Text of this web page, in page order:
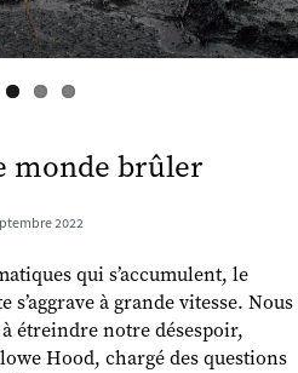
monde brûler
2022
qui s’accumulent, le
à grande vitesse. Nous
étreindre notre désespoir,
Hood, chargé des questions